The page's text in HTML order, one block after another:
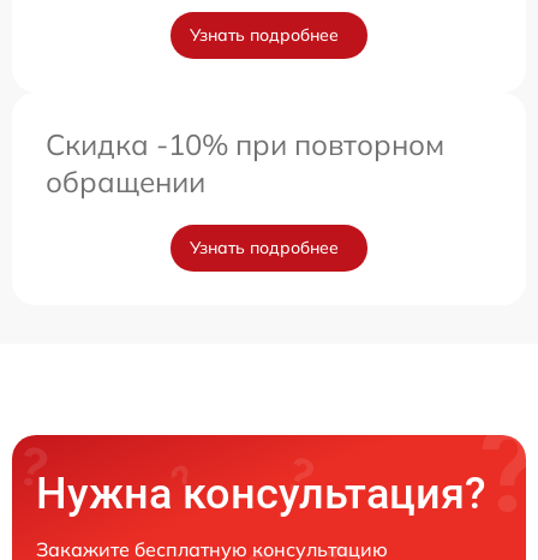
Узнать подробнее
Скидка -10% при повторном
обращении
Узнать подробнее
Нужна консультация?
Закажите бесплатную консультацию